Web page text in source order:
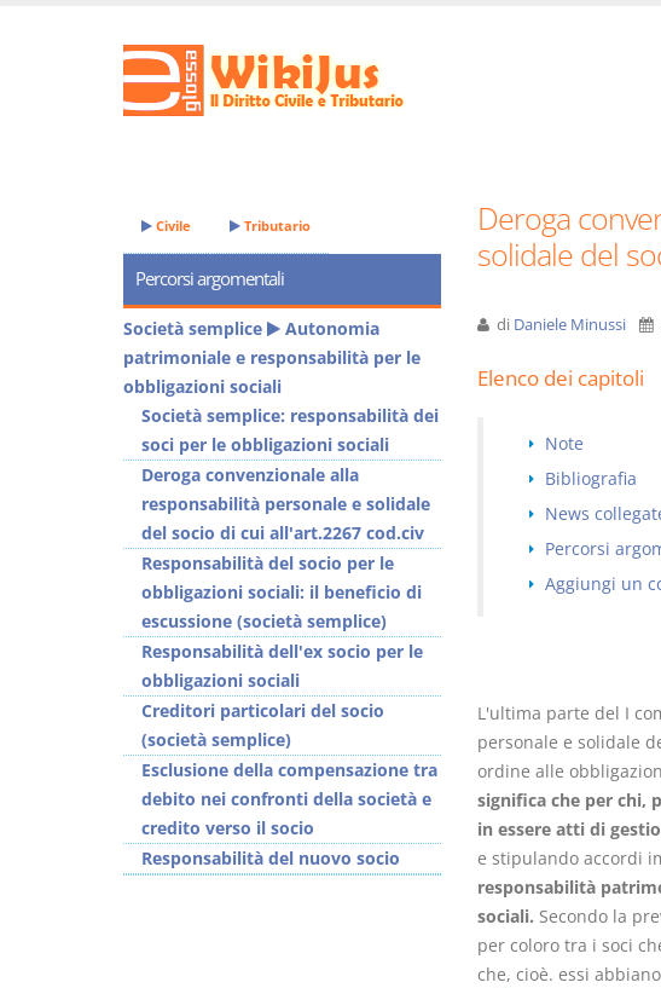
Deroga
solidale del
di Daniele Minussi
Elenco dei capitoli
Note
Bibliografia
News
Percorsi
Aggiungi un
L'ultima parte del I
personale e solidale
ordine alle
significa che per chi,
in essere atti di
e stipulando accordi
responsabilità
sociali. Secondo la
per coloro tra i soci
che, cioè. essi
Civile Tributario
Percorsi argomentali
Società semplice
Autonomia
patrimoniale e responsabilità per le
obbligazioni sociali
Società semplice: responsabilità dei
soci per le obbligazioni sociali
Deroga convenzionale alla
responsabilità personale e solidale
del socio di cui all'art.2267 cod.civ
Responsabilità del socio per le
obbligazioni sociali: il beneficio di
escussione (società semplice)
Responsabilità dell'ex socio per le
obbligazioni sociali
Creditori particolari del socio
(società semplice)
Esclusione della compensazione tra
debito nei confronti della società e
credito verso il socio
Responsabilità del nuovo socio